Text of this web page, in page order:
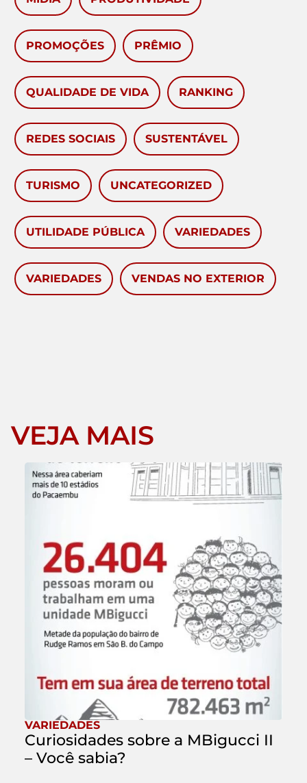
PROMOÇÕES PRÊMIO
QUALIDADE DE VIDA RANKING
REDES SOCIAIS SUSTENTÁVEL
TURISMO UNCATEGORIZED
UTILIDADE PÚBLICA VARIEDADES
VARIEDADES VENDAS NO EXTERIOR
VEJA MAIS
VARIEDADES
Curiosidades sobre a MBigucci II
– Você sabia?